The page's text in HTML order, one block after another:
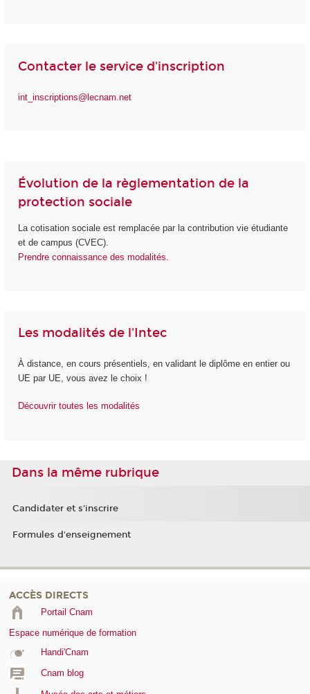
Contacter le service d'inscription
int_inscriptions@lecnam.net
Évolution de la règlementation de la
protection sociale
La cotisation sociale est remplacée par la contribution vie étudiante
et de campus (CVEC).
Prendre connaissance des modalités.
Les modalités de l'Intec
À distance, en cours présentiels, en validant le diplôme en entier ou
UE par UE, vous avez le choix !
Découvrir toutes les modalités
Dans la même rubrique
Candidater et s'inscrire
Formules d'enseignement
ACCÈS DIRECTS
Portail Cnam
Espace numérique de formation
Handi'Cnam
Cnam blog